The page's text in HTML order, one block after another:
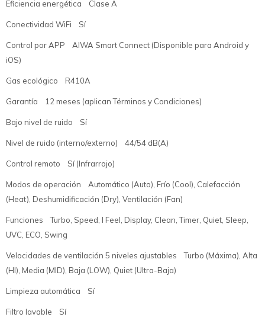
Eficiencia energética Clase A
Conectividad WiFi Sí
Control por APP AIWA Smart Connect (Disponible para Android y
iOS)
Gas ecológico R410A
Garantía 12 meses (aplican Términos y Condiciones)
Bajo nivel de ruido Sí
Nivel de ruido (interno/externo) 44/54 dB(A)
Control remoto Sí (Infrarrojo)
Modos de operación Automático (Auto), Frío (Cool), Calefacción
(Heat), Deshumidificación (Dry), Ventilación (Fan)
Funciones Turbo, Speed, I Feel, Display, Clean, Timer, Quiet, Sleep,
UVC, ECO, Swing
Velocidades de ventilación 5 niveles ajustables Turbo (Máxima), Alta
(HI), Media (MID), Baja (LOW), Quiet (Ultra-Baja)
Limpieza automática Sí
Filtro lavable Sí